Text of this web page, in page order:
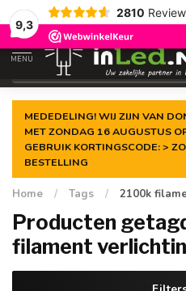
9,3
2810
Gegarandeerde delaagste
MENU
MEDEDELING! WIJ ZIJN VAN
MET ZONDAG 16 AUGUSTUS
GEBRUIK KORTINGSCODE: >
BESTELLING
Home / Tags / 2100k
Producten
filament